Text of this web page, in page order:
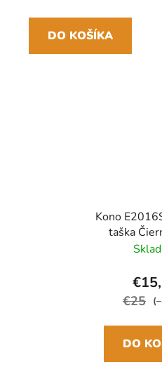
DO KOŠÍKA
Kono
taška
€25
DO